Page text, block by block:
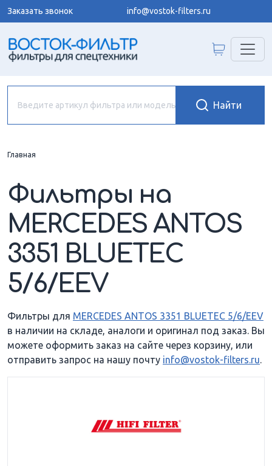
Заказать звонок info@vostok-filters.ru
Главная
Фильтры на
MERCEDES ANTOS
3351 BLUETEC
5/6/EEV
Фильтры для MERCEDES ANTOS 3351 BLUETEC 5/6/EEV
в наличии на складе, аналоги и оригинал под заказ. Вы
можете оформить заказ на сайте через корзину, или
отправить запрос на нашу почту info@vostok-filters.ru.